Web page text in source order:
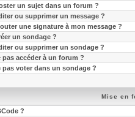
un sujet dans un forum ?
ou supprimer un message ?
une signature à mon message ?
un sondage ?
ou supprimer un sondage ?
accéder à un forum ?
voter dans un sondage ?
Mise en
?